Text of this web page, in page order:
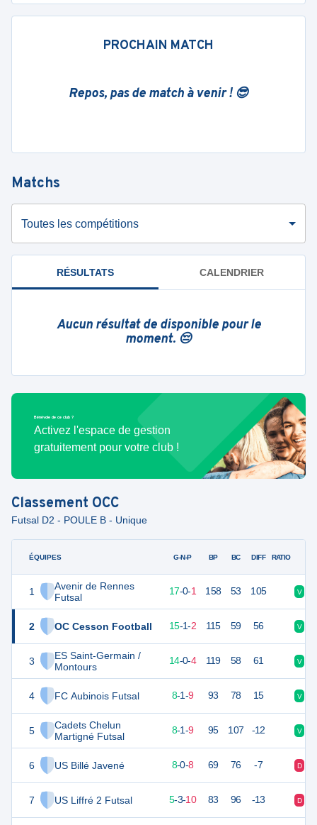
PROCHAIN MATCH
Repos, pas de match à venir ! 😎
Matchs
Toutes les compétitions
RÉSULTATS CALENDRIER
Aucun résultat de disponible pour le
moment. 😔
Bénévole de ce club ?
Activez l'espace de gestion
gratuitement pour votre club !
Classement OCC
Futsal D2 - POULE B - Unique
ÉQUIPES
1
Avenir de Rennes
Futsal
2 OC Cesson Football
3
ES Saint-Germain /
Montours
4 FC Aubinois Futsal
5
Cadets Chelun
Martigné Futsal
6 US Billé Javené
7 US Liffré 2 Futsal
G-N-P BP BC DIFF RATIO
51 17-0-1 158 53 105 V
46 18 15-1-2 115 59 56 V
42 14-0-4 119 58 61 V
25 8-1-9 93 78 15 V
25 8-1-9 95 107 -12 V
22 8-0-8 69 76 -7 D
18 5-3-10 83 96 -13 D